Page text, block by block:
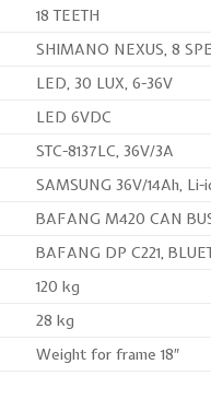
18 TEETH
SHIMANO NEXUS, 8
LED, 30 LUX, 6-36V
LED 6VDC
STC-8137LC, 36V/3A
SAMSUNG 36V/14Ah,
BAFANG M420 CAN
BAFANG DP C221,
120 kg
28 kg
Weight for frame 18″